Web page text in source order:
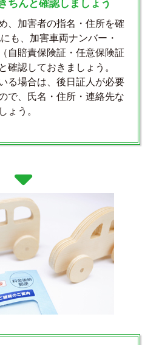
ちんと確認しましょう
、加害者の指名・住所を確
も、加害車両ナンバー・
自賠責保険証・任意保険証
確認しておきましょう。
る場合は、後日証人が必要
で、氏名・住所・連絡先な
ょう。